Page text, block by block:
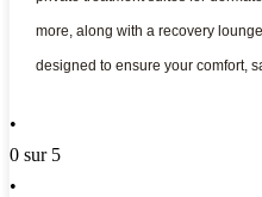
more, along with a recovery
designed to ensure your comfort,
•
0 sur 5
•